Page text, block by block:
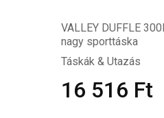
VALLEY DUFFLE
nagy sporttáska
Táskák & Utazás
16 516 Ft